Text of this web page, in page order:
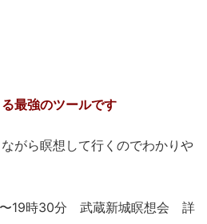
最強のツールです
がら瞑想して行くのでわかりや
〜19時30分 武蔵新城瞑想会 詳